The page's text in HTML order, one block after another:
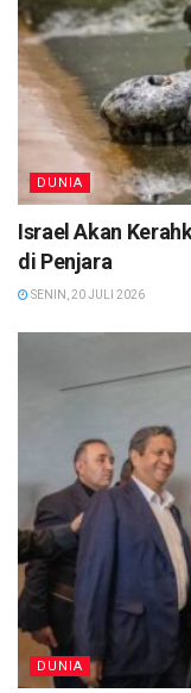
DUNIA
Israel Akan
di Penjara
SENIN, 20 JULI 2026
DUNIA